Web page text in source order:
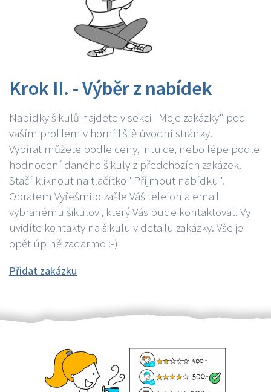
Krok II. - Výběr z nabídek
Nabídky šikulů najdete v sekci "Moje zakázky" pod
vaším profilem v horní liště úvodní stránky.
Vybírat můžete podle ceny, intuice, nebo lépe podle
hodnocení daného šikuly z předchozích zakázek.
Stačí kliknout na tlačítko "Příjmout nabídku".
Obratem Vyřešmito zašle Váš telefon a email
vybranému šikulovi, který Vás bude kontaktovat. Vy
uvidíte kontakty na šikulu v detailu zakázky. Vše je
opět úplně zadarmo :-)
Přidat zakázku